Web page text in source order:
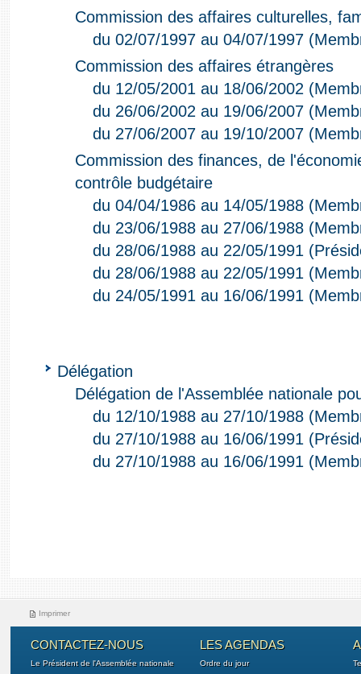
Commission des affaires culturelles,
du 02/07/1997 au 04/07/1997
Commission des affaires étrangères
du 12/05/2001 au 18/06/2002
du 26/06/2002 au 19/06/2007
du 27/06/2007 au 19/10/2007
Commission des finances, de
contrôle budgétaire
du 04/04/1986 au 14/05/1988
du 23/06/1988 au 27/06/1988
du 28/06/1988 au 22/05/1991
du 28/06/1988 au 22/05/1991
du 24/05/1991 au 16/06/1991
Délégation
Délégation de l'Assemblée nationale
du 12/10/1988 au 27/10/1988
du 27/10/1988 au 16/06/1991
du 27/10/1988 au 16/06/1991
Imprimer
CONTACTEZ-NOUS
Le Président de l'Assemblée nationale
LES AGENDAS
Ordre du jour